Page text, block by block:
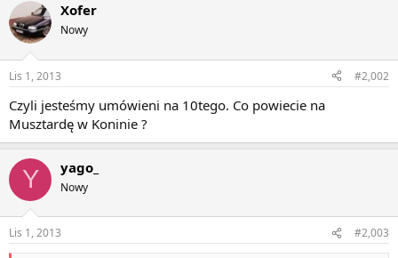
Xofer
Nowy
Lis 1, 2013 #2,002
Czyli jesteśmy umówieni na 10tego. Co powiecie na
Musztardę w Koninie ?
Y yago_
Nowy
Lis 1, 2013 #2,003